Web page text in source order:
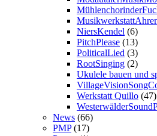
NiersKendel (6)
PitchPlease (13)
PoliticalLied (3)
RootSinging (2)
Ukulele bauen und
Werkstatt Quillo (47)
News (66)
PMP(17)